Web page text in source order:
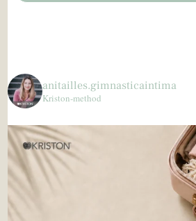
anitailles.gimnasticaintima
Kriston-method